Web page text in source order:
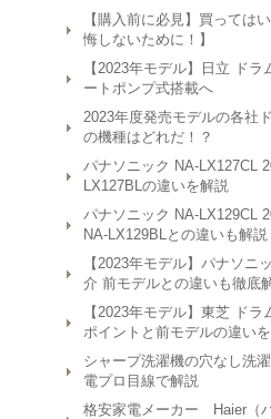
【購入前に必見】買っては
悔しないために！】
【2023年モデル】日立 ド
ートポンプ式搭載へ
2023年度発売モデルの各社
の機種はどれだ！？
パナソニック NA-LX127CL
LX127BLの違いを解説
パナソニック NA-LX129CL
NA-LX129BLとの違いも解説
【2023年モデル】パナソニ
介 前モデルとの違いも徹底
【2023年モデル】東芝 ド
ポイントと前モデルの違い
シャープ洗濯機の穴なし洗
電プロ目線で解説
格安家電メーカー Haier（